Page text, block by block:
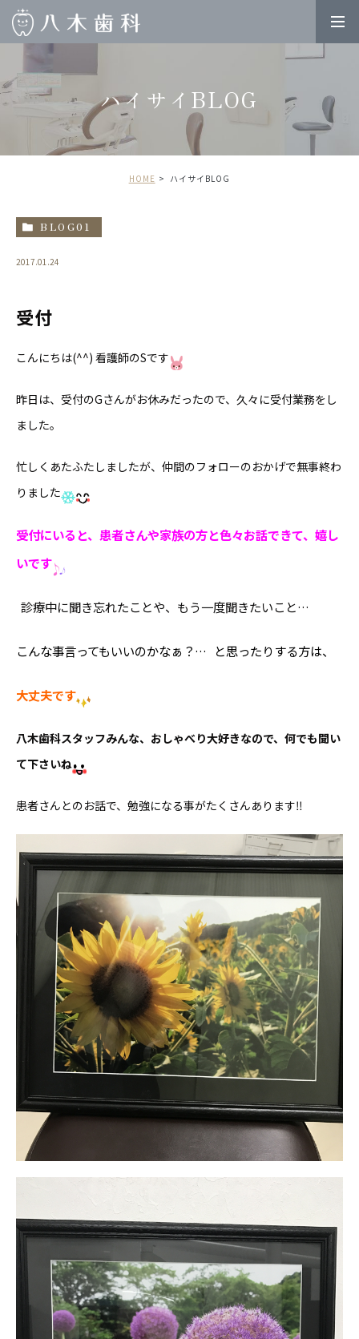
ハイサイBLOG
HOME ハイサイBLOG
BLOG01
2017.01.24
受付
こんにちは(^^) 看護師のSです
昨日は、受付のGさんがお休みだったので、久々に受付業務をし
ました。
忙しくあたふたしましたが、仲間のフォローのおかげで無事終わ
りました
受付にいると、患者さんや家族の方と色々お話できて、嬉し
いです
診療中に聞き忘れたことや、もう一度聞きたいこと…
こんな事言ってもいいのかなぁ？… と思ったりする方は、
大丈夫です
八木歯科スタッフみんな、おしゃべり大好きなので、何でも聞い
て下さいね
患者さんとのお話で、勉強になる事がたくさんあります‼︎